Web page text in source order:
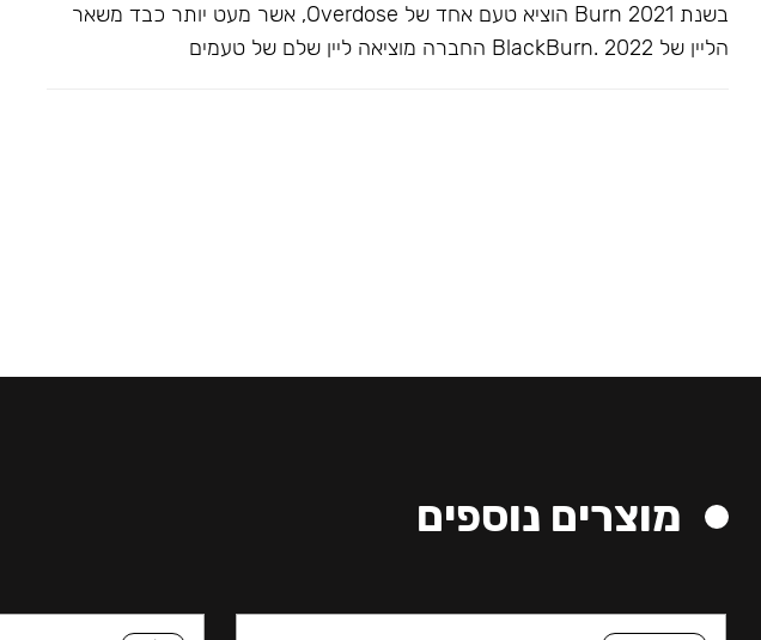
בשנת 2021 Burn הוציא טעם אחד של Overdose, אשר מעט יותר כבד משאר
הליין של BlackBurn. 2022 החברה מוציאה ליין שלם של טעמים
מוצרים נוספים